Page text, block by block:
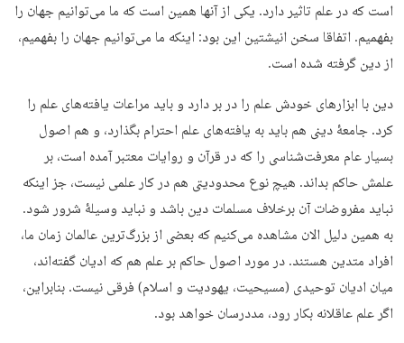
است که در علم تاثیر دارد. یکی از آنها همین است که ما می‌توانیم جهان را
بفهمیم. اتفاقا سخن انیشتین این بود: اینکه ما می‌توانیم جهان را بفهمیم،
از دین گرفته شده است.
دین با ابزارهای خودش علم را در بر دارد و باید مراعات یافته‌های علم را
کرد. جامعۀ دینی هم باید به یافته‌های علم احترام بگذارد، و هم اصول
بسیار عام معرفت‌شناسی را که در قرآن و روایات معتبر آمده است، بر
علمش حاکم بداند. هیچ نوع محدودیتی هم در کار علمی نیست، جز اینکه
نباید مفروضات آن برخلاف مسلمات دین باشد و نباید وسیلۀ شرور شود.
به همین دلیل الان مشاهده می‌کنیم که بعضی از بزرگ‌ترین عالمان زمان ما،
افراد متدین هستند. در مورد اصول حاکم بر علم هم که ادیان گفته‌اند،
میان ادیان توحیدی (مسیحیت، یهودیت و اسلام) فرقی نیست. بنابراین،
اگر علم عاقلانه بکار رود، مددرسان خواهد بود.